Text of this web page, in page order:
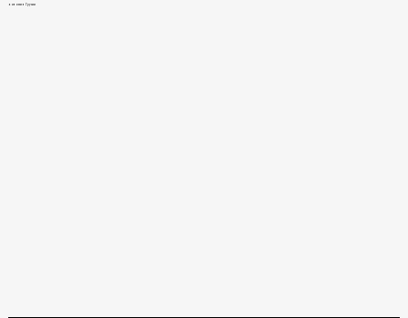
новости в Грузии